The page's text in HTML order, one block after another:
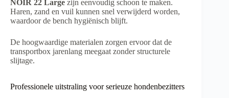
NOIR 22 Large zijn eenvoudig schoon te maken.
Haren, zand en vuil kunnen snel verwijderd worden,
waardoor de bench hygiënisch blijft.
De hoogwaardige materialen zorgen ervoor dat de
transportbox jarenlang meegaat zonder structurele
slijtage.
Professionele uitstraling voor serieuze hondenbezitters